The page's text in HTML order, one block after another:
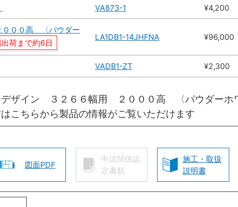
VA873-1 ¥4,200
００高 〈パウダー
荷まで約6日
LA1DB1-14JHFNA ¥96,000
VADB1-ZT ¥2,300
ザイン ３２６６幅用 ２０００高 〈パウダーホ
ちらから製品の情報がご覧いただけます
図面PDF
申請関係認
定書類
施工・取扱
説明書